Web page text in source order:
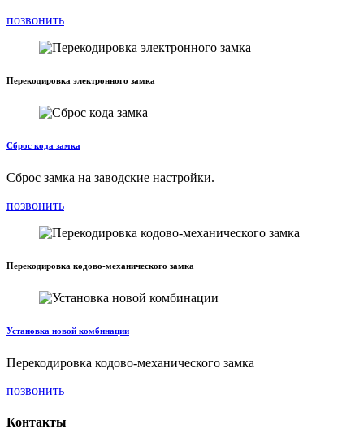
позвонить
Перекодировка электронного замка
Сброс кода замка
Сброс замка на заводские настройки.
позвонить
Перекодировка кодово-механического замка
Установка новой комбинации
Перекодировка кодово-механического замка
позвонить
Контакты